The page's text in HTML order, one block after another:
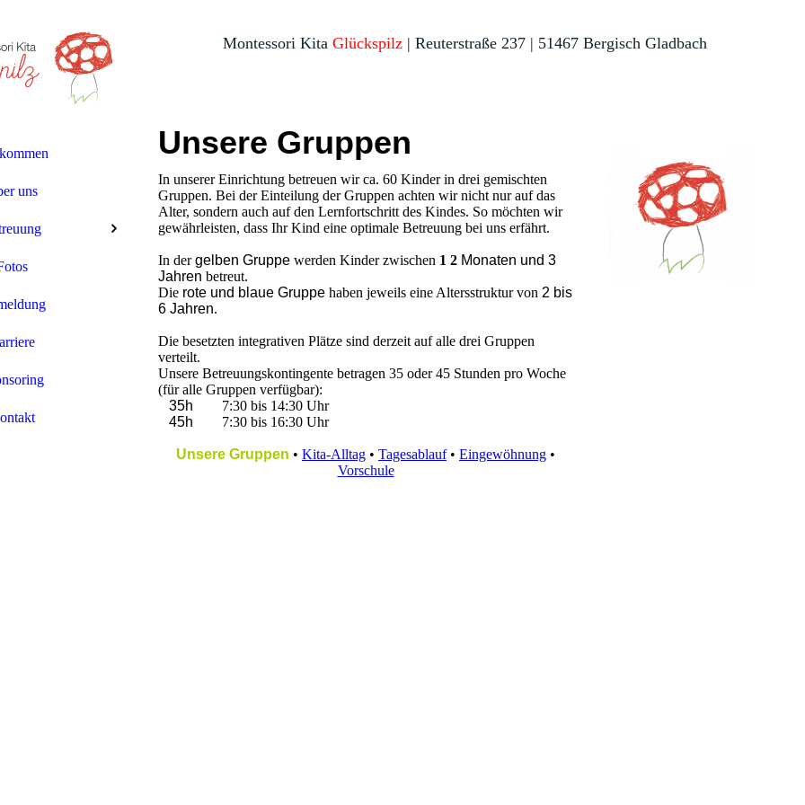
uns
Montessori Kita Glückspilz| Reuterstraße 237| 51467 Bergisch Gladbach
Unsere Gruppen
In unserer Einrichtung betreuen wir ca. 60 Kinder in drei gemischten
Gruppen. Bei der Einteilung der Gruppen achten wir nicht nur auf das
Alter, sondern auch auf den Lernfortschritt des Kindes. So möchten wir
gewährleisten, dass Ihr Kind eine optimale Betreuung bei uns erfährt.
In dergelben Gruppewerden Kinder zwischen 1 2 Monaten und 3
Jahren betreut.
Die rote und blaue Gruppehaben jeweils eine Altersstruktur von 2 bis
6 Jahren.
Die besetzten integrativen Plätze sind derzeit auf alle drei Gruppen
verteilt.
Unsere Betreuungskontingente betragen 35 oder 45 Stunden pro Woche
(für alle Gruppen verfügbar):
35h 7:30 bis 14:30 Uhr
45h 7:30 bis 16:30 Uhr
Unsere Gruppen • Kita-Alltag • Tagesablauf• Eingewöhnung •
Vorschule